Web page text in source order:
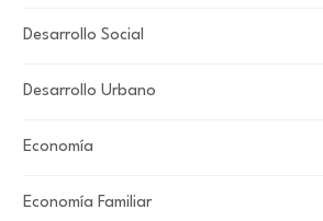
Desarrollo Social
Desarrollo Urbano
Economía
Economía Familiar